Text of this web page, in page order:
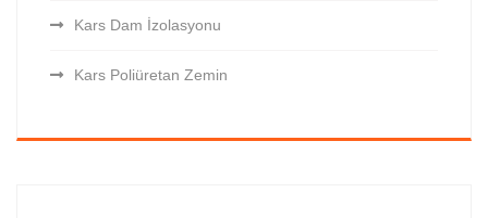
Kars Dam İzolasyonu
Kars Poliüretan Zemin